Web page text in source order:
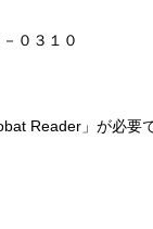
０３１０
Reader」が必